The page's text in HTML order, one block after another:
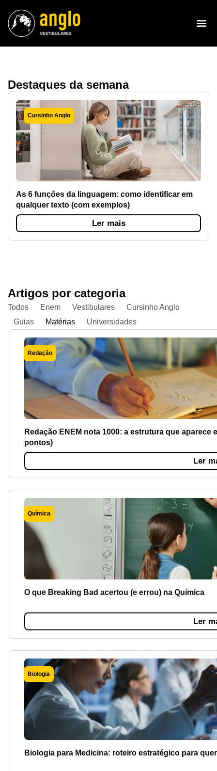
Destaques da semana
As 6 funções da linguagem: como identificar em
qualquer texto (com exemplos)
Ler mais
Cursinho Anglo
Artigos por categoria
Todos Enem Vestibulares
Cursinho Anglo
Guias
Matérias Universidades
Redação ENEM nota 1000: a estrutura que
pontos)
Ler
Redação
O que Breaking Bad acertou (e errou) na Química
Ler
Química
Biologia para Medicina: roteiro estratégico para
Biologia